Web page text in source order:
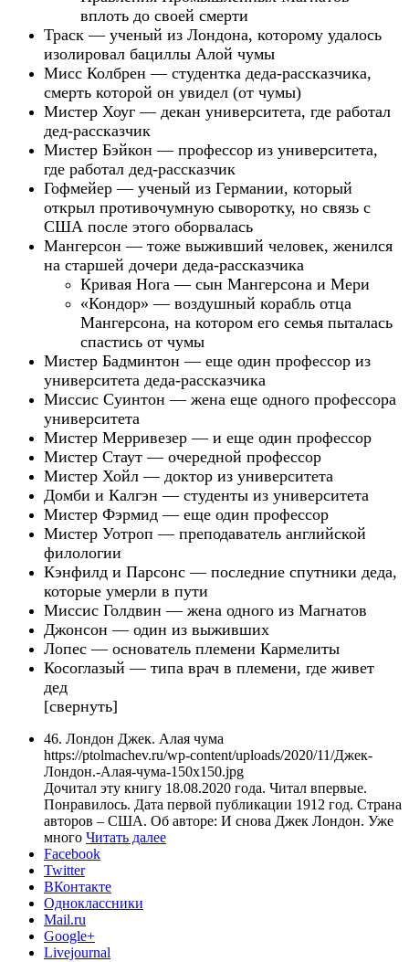
вплоть до своей смерти
Траск — ученый из Лондона, которому удалось
изолировал бациллы Алой чумы
Мисс Колбрен — студентка деда-рассказчика,
смерть которой он увидел (от чумы)
Мистер Хоуг — декан университета, где работал
дед-рассказчик
Мистер Бэйкон — профессор из университета,
где работал дед-рассказчик
Гофмейер — ученый из Германии, который
открыл противочумную сыворотку, но связь с
США после этого оборвалась
Мангерсон — тоже выживший человек, женился
на старшей дочери деда-рассказчика
Кривая Нога — сын Мангерсона и Мери
«Кондор» — воздушный корабль отца
Мангерсона, на котором его семья пыталась
спастись от чумы
Мистер Бадминтон — еще один профессор из
университета деда-рассказчика
Миссис Суинтон — жена еще одного профессора
университета
Мистер Мерривезер — и еще один профессор
Мистер Стаут — очередной профессор
Мистер Хойл — доктор из университета
Домби и Калгэн — студенты из университета
Мистер Фэрмид — еще один профессор
Мистер Уотроп — преподаватель английской
филологии
Кэнфилд и Парсонс — последние спутники деда,
которые умерли в пути
Миссис Голдвин — жена одного из Магнатов
Джонсон — один из выживших
Лопес — основатель племени Кармелиты
Косоглазый — типа врач в племени, где живет
дед
[свернуть]
46. Лондон Джек. Алая чума
https://ptolmachev.ru/wp-content/uploads/2020/11/Джек-
Лондон.-Алая-чума-150x150.jpg
Дочитал эту книгу 18.08.2020 года. Читал впервые.
Понравилось. Дата первой публикации 1912 год. Страна
авторов – США. Об авторе: И снова Джек Лондон. Уже
много Читать далее
Facebook
Twitter
ВКонтакте
Одноклассники
Mail.ru
Google+
Livejournal